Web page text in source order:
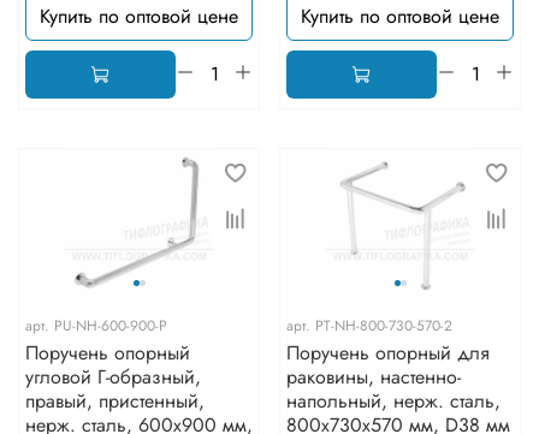
Купить по оптовой цене Купить по оптовой цене
арт. PU-NH-600-900-P
Поручень опорный
угловой Г-образный,
правый, пристенный,
нерж. сталь, 600x900 мм,
арт. PT-NH-800-730-570-2
Поручень опорный для
раковины, настенно-
напольный, нерж. сталь,
800x730х570 мм, D38 мм